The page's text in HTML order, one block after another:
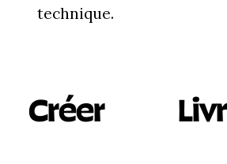
technique.
Créer